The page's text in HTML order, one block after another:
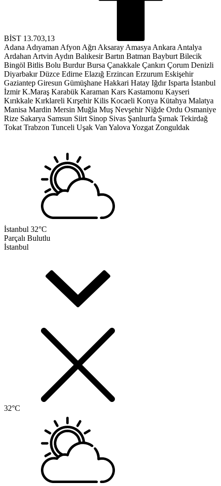
BİST 13.703,13
Adana Adıyaman Afyon Ağrı Aksaray Amasya Ankara Antalya
Ardahan Artvin Aydın Balıkesir Bartın Batman Bayburt Bilecik
Bingöl Bitlis Bolu Burdur Bursa Çanakkale Çankırı Çorum Denizli
Diyarbakır Düzce Edirne Elazığ Erzincan Erzurum Eskişehir
Gaziantep Giresun Gümüşhane Hakkari Hatay Iğdır Isparta İstanbul
İzmir K.Maraş Karabük Karaman Kars Kastamonu Kayseri
Kırıkkale Kırklareli Kırşehir Kilis Kocaeli Konya Kütahya Malatya
Manisa Mardin Mersin Muğla Muş Nevşehir Niğde Ordu Osmaniye
Rize Sakarya Samsun Siirt Sinop Sivas Şanlıurfa Şırnak Tekirdağ
Tokat Trabzon Tunceli Uşak Van Yalova Yozgat Zonguldak
İstanbul 32°C
Parçalı Bulutlu
İstanbul
32°C